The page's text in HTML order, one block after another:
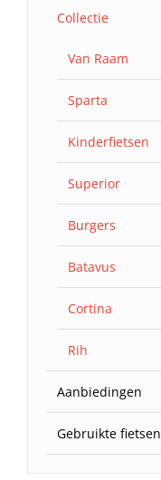
Collectie
Van Raam
Sparta
Kinderfietsen
Superior
Burgers
Batavus
Cortina
Rih
Aanbiedingen
Gebruikte fietsen